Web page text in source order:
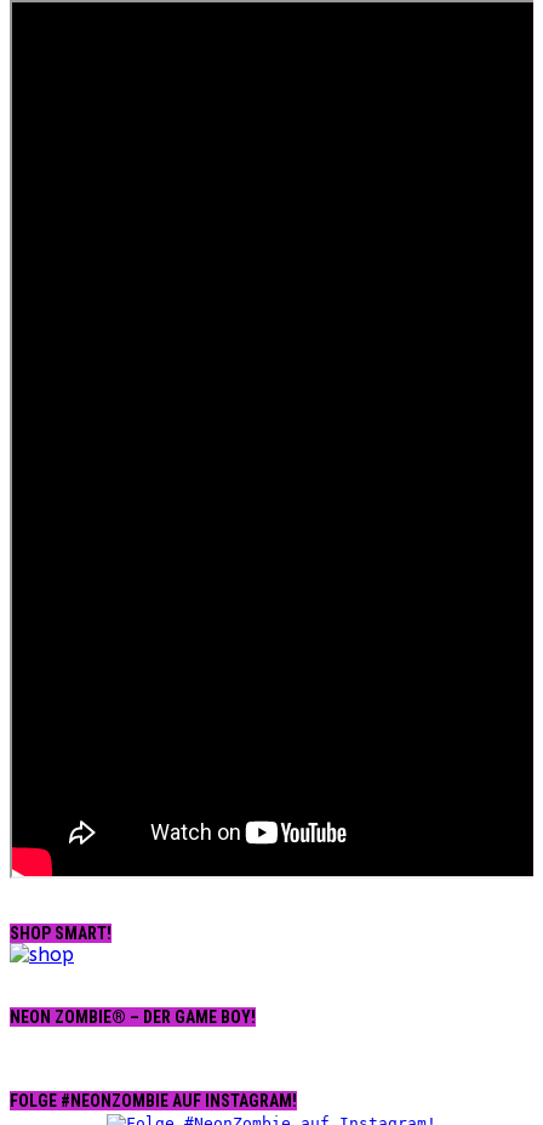
SHOP SMART!
NEON ZOMBIE® – DER GAME BOY!
FOLGE #NEONZOMBIE AUF INSTAGRAM!